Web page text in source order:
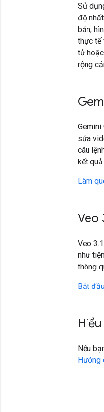
Sử
độ
bản,
thực tế
tử
rộng
Gemini
sửa
câu
kết
Làm
Veo
Veo
như
thông
Bắt
Nếu
Hướng